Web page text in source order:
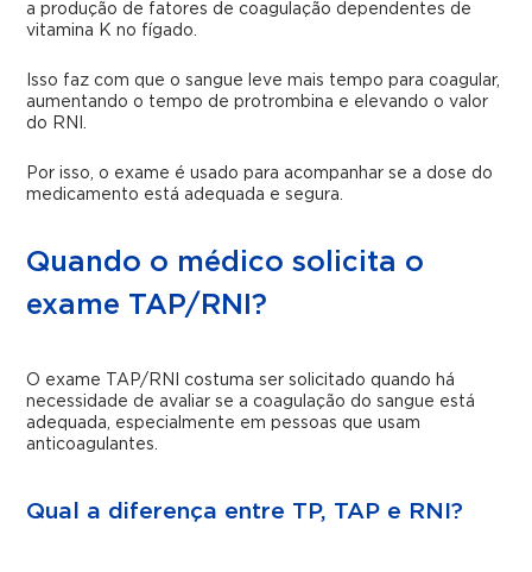
a produção de fatores de coagulação dependentes de
vitamina K no fígado.
Isso faz com que o sangue leve mais tempo para coagular,
aumentando o tempo de protrombina e elevando o valor
do RNI.
Por isso, o exame é usado para acompanhar se a dose do
medicamento está adequada e segura.
Quando o médico solicita o
exame TAP/RNI?
O exame TAP/RNI costuma ser solicitado quando há
necessidade de avaliar se a coagulação do sangue está
adequada, especialmente em pessoas que usam
anticoagulantes.
Qual a diferença entre TP, TAP e RNI?